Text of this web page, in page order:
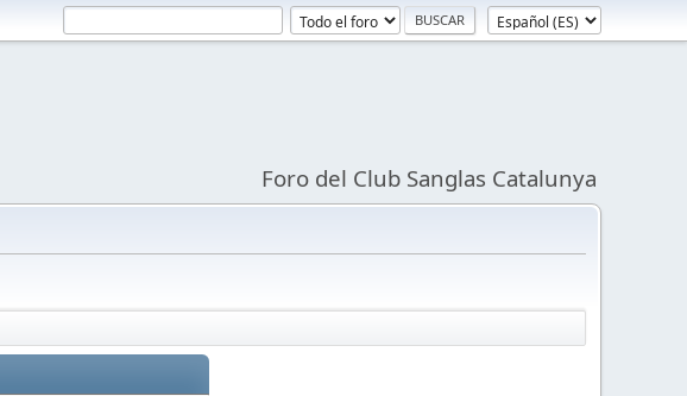
Foro del Club Sanglas Catalunya